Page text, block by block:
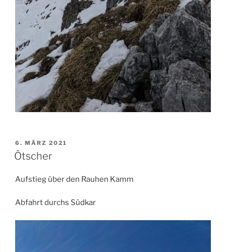
VERÖFFENTLICHT
AM
6. MÄRZ 2021
Ötscher
Aufstieg über den Rauhen Kamm
Abfahrt durchs Südkar